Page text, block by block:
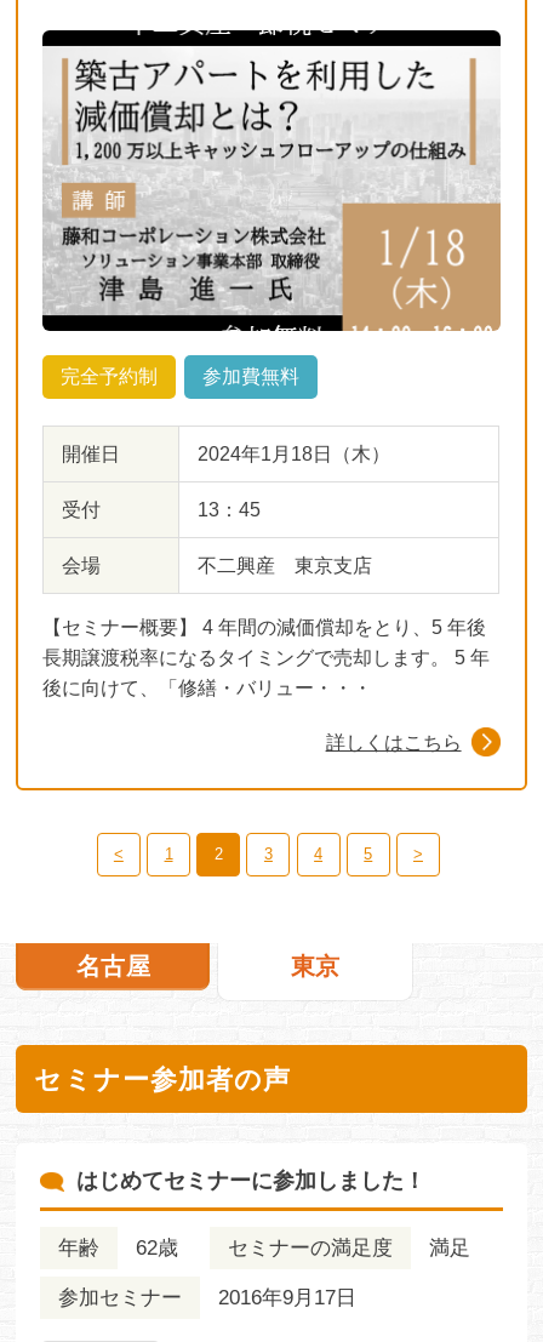
完全予約制 参加費無料
開催日 2024年1月18日（木）
受付 13：45
会場 不二興産 東京支店
【セミナー概要】 4 年間の減価償却をとり、5 年後
長期譲渡税率になるタイミングで売却します。 5 年
後に向けて、「修繕・バリュー・・・
詳しくはこちら
< 1 2 3 4 5 >
名古屋 東京
セミナー参加者の声
はじめてセミナーに参加しました！
年齢 62歳 セミナーの満足度 満足
参加セミナー 2016年9月17日